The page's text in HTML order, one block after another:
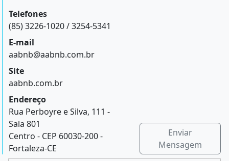
Telefones
(85) 3226-1020 / 3254-5341
E-mail
aabnb@aabnb.com.br
Site
aabnb.com.br
Endereço
Rua Perboyre e Silva, 111 -
Sala 801
Centro - CEP 60030-200 -
Fortaleza-CE
Enviar
Mensagem